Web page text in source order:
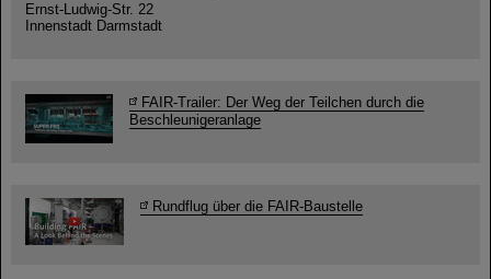
Ernst-Ludwig-Str. 22
Innenstadt Darmstadt
FAIR-Trailer: Der Weg der Teilchen durch die
Beschleunigeranlage
Rundflug über die FAIR-Baustelle